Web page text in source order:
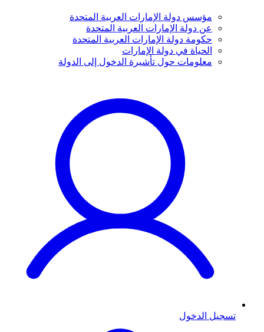
مؤسس دولة الإمارات العربية المتحدة
عن دولة الإمارات العربية المتحدة
حكومة دولة الإمارات العربية المتحدة
الحياة في دولة الإمارات
معلومات حول تأشيرة الدخول إلى الدولة
تسجيل الدخول